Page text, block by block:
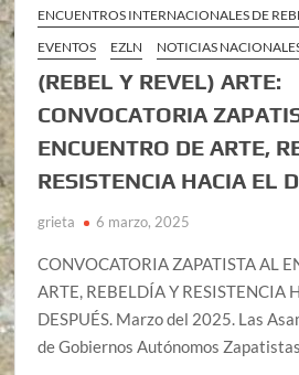
ENCUENTROS INTERNACIONALES DE
EVENTOS
EZLN NOTICIAS
(REBEL Y REVEL) ARTE:
CONVOCATORIA
ENCUENTRO DE ARTE,
RESISTENCIA HACIA EL
grieta 6 marzo, 2025
CONVOCATORIA ZAPATISTA AL
ARTE, REBELDÍA Y RESISTENCIA
DESPUÉS. Marzo del 2025. Las
de Gobiernos Autónomos